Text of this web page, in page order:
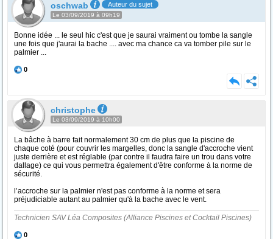
oschwab Auteur du sujet
Le 03/09/2019 à 09h19
Bonne idée ... le seul hic c'est que je saurai vraiment ou tombe la sangle
une fois que j'aurai la bache .... avec ma chance ca va tomber pile sur le
palmier ...
0
christophe
Le 03/09/2019 à 10h00
La bâche à barre fait normalement 30 cm de plus que la piscine de
chaque coté (pour couvrir les margelles, donc la sangle d'accroche vient
juste derrière et est réglable (par contre il faudra faire un trou dans votre
dallage) ce qui vous permettra également d'être conforme à la norme de
sécurité.
l’accroche sur la palmier n'est pas conforme à la norme et sera
préjudiciable autant au palmier qu'à la bache avec le vent.
Technicien SAV Léa Composites (Alliance Piscines et Cocktail Piscines)
0